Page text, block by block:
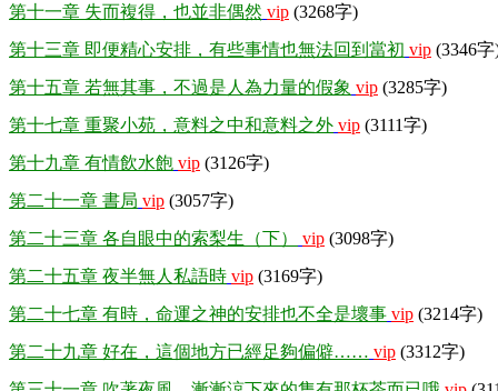
第十一章 失而複得，也並非偶然 vip (3268字)
第十三章 即便精心安排，有些事情也無法回到當初 vip (3346字
第十五章 若無其事，不過是人為力量的假象 vip (3285字)
第十七章 重聚小苑，意料之中和意料之外 vip (3111字)
第十九章 有情飲水飽 vip (3126字)
第二十一章 書局 vip (3057字)
第二十三章 各自眼中的索梨生（下）
vip (3098字)
第二十五章 夜半無人私語時 vip (3169字)
第二十七章 有時，命運之神的安排也不全是壞事 vip (3214字)
第二十九章 好在，這個地方已經足夠偏僻…… vip (3312字)